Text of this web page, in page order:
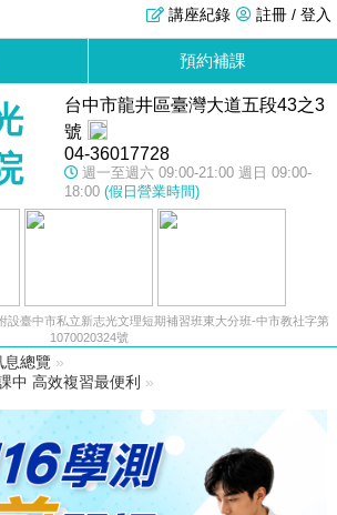
註冊 / 登入
講座紀錄
預約補課
台中市龍井區臺灣大道五段43之3
號
04-36017728
週一至週六 09:00-21:00 週日 09:00-
18:00 (假日營業時間)
設臺中市私立新志光文理短期補習班東大分班-中市教社字第
1070020324號
息總覽 »
中 高效複習最便利 »